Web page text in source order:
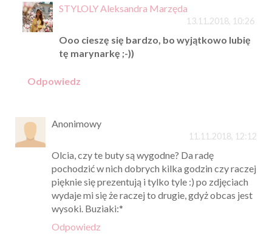
STYLOLY Aleksandra Marzęda
13.11.2018, 10:26
Ooo cieszę się bardzo, bo wyjątkowo lubię
tę marynarkę ;-))
Odpowiedz
Anonimowy
11.11.2018, 12:12
Olcia, czy te buty są wygodne? Da radę
pochodzić w nich dobrych kilka godzin czy raczej
pięknie się prezentują i tylko tyle :) po zdjęciach
wydaje mi się że raczej to drugie, gdyż obcas jest
wysoki. Buziaki:*
Odpowiedz